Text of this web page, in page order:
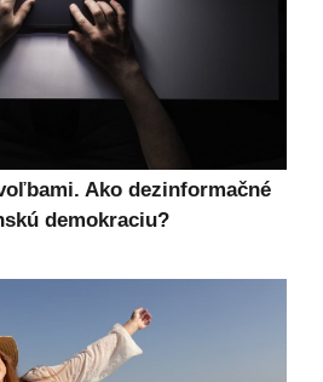
Ako dezinformačné
demokraciu?